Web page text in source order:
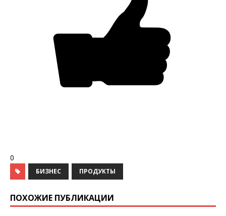
0
БИЗНЕС ПРОДУКТЫ
ПОХОЖИЕ ПУБЛИКАЦИИ